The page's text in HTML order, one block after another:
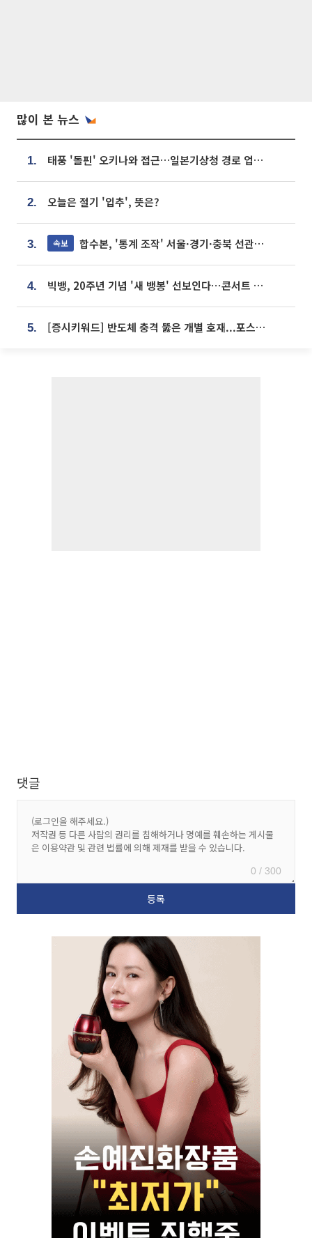
많이 본 뉴스
1. 태풍 '돌핀' 오키나와 접근…일본기상청 경로 업데이트
2. 오늘은 절기 '입추', 뜻은?
3. 속보 합수본, '통계 조작' 서울·경기·충북 선관위 등 추가 압수수색
4. 빅뱅, 20주년 기념 '새 뱅봉' 선보인다⋯콘서트 앞두고 팝업 개최
5. [증시키워드] 반도체 충격 뚫은 개별 호재...포스코퓨처엠·에코프로·한화솔루션 '눈길'
댓글
0 / 300